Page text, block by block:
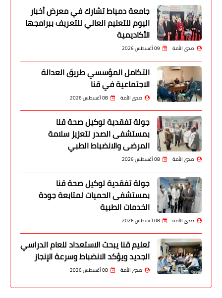
جامعة دمياط تشارك في معرض أخبار
اليوم للتعليم العالي للتعريف ببرامجها
الأكاديمية
صدى الأمة 09 أغسطس 2026
التكامل المؤسسي طريق العدالة
الاجتماعية في قنا
صدى الأمة 08 أغسطس 2026
جولة تفقدية لوكيل صحة قنا
بمستشفى الصدر لتعزيز سلامة
المرضى والانضباط الطبي
صدى الأمة 08 أغسطس 2026
جولة تفقدية لوكيل صحة قنا
بمستشفى الحميات لمتابعة جودة
الخدمات الطبية
صدى الأمة 08 أغسطس 2026
تعليم قنا يبحث الاستعداد للعام الدراسي
الجديد ويؤكد الانضباط وسرعة الإنجاز
صدى الأمة 08 أغسطس 2026